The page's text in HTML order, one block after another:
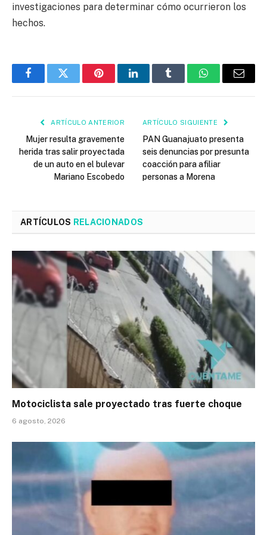
investigaciones para determinar cómo ocurrieron los
hechos.
FacebookTwitter PinterestLinkedInTumblr WhatsAppEmail
ARTÍCULO ANTERIOR
Mujer resulta gravemente
herida tras salir proyectada
de un auto en el bulevar
Mariano Escobedo
ARTÍCULO SIGUIENTE
PAN Guanajuato presenta
seis denuncias por presunta
coacción para afiliar
personas a Morena
ARTÍCULOS RELACIONADOS
Motociclista sale proyectado tras fuerte choque
6 agosto, 2026